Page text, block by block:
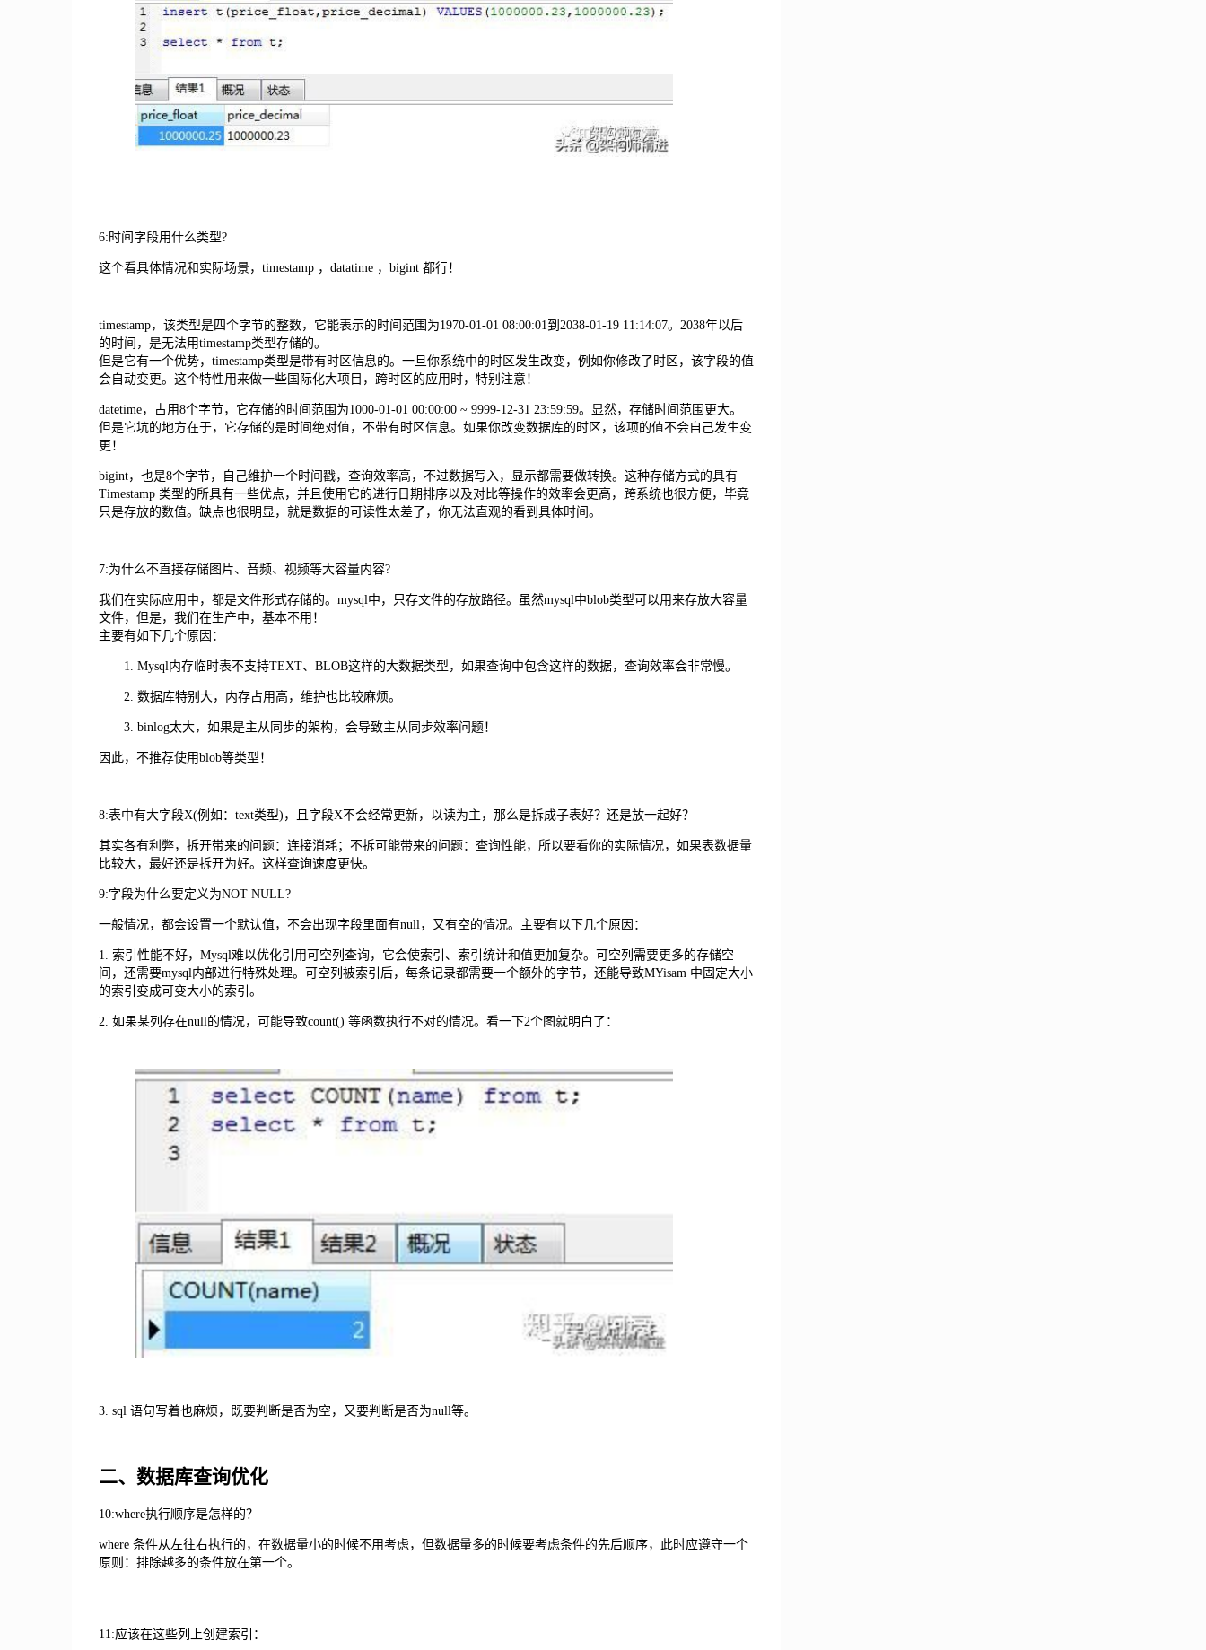
6:时间字段用什么类型?
这个看具体情况和实际场景，timestamp ，datatime ，bigint 都行！
timestamp，该类型是四个字节的整数，它能表示的时间范围为1970-01-01 08:00:01到2038-01-19 11:14:07。2038年以后
的时间，是无法用timestamp类型存储的。
但是它有一个优势，timestamp类型是带有时区信息的。一旦你系统中的时区发生改变，例如你修改了时区，该字段的值
会自动变更。这个特性用来做一些国际化大项目，跨时区的应用时，特别注意！
datetime，占用8个字节，它存储的时间范围为1000-01-01 00:00:00 ~ 9999-12-31 23:59:59。显然，存储时间范围更大。
但是它坑的地方在于，它存储的是时间绝对值，不带有时区信息。如果你改变数据库的时区，该项的值不会自己发生变
更！
bigint，也是8个字节，自己维护一个时间戳，查询效率高，不过数据写入，显示都需要做转换。这种存储方式的具有
Timestamp 类型的所具有一些优点，并且使用它的进行日期排序以及对比等操作的效率会更高，跨系统也很方便，毕竟
只是存放的数值。缺点也很明显，就是数据的可读性太差了，你无法直观的看到具体时间。
7:为什么不直接存储图片、音频、视频等大容量内容?
我们在实际应用中，都是文件形式存储的。mysql中，只存文件的存放路径。虽然mysql中blob类型可以用来存放大容量
文件，但是，我们在生产中，基本不用！
主要有如下几个原因：
1. Mysql内存临时表不支持TEXT、BLOB这样的大数据类型，如果查询中包含这样的数据，查询效率会非常慢。
2. 数据库特别大，内存占用高，维护也比较麻烦。
3. binlog太大，如果是主从同步的架构，会导致主从同步效率问题！
因此，不推荐使用blob等类型！
8:表中有大字段X(例如：text类型)，且字段X不会经常更新，以读为主，那么是拆成子表好？还是放一起好？
其实各有利弊，拆开带来的问题：连接消耗；不拆可能带来的问题：查询性能，所以要看你的实际情况，如果表数据量
比较大，最好还是拆开为好。这样查询速度更快。
9:字段为什么要定义为NOT NULL?
一般情况，都会设置一个默认值，不会出现字段里面有null，又有空的情况。主要有以下几个原因：
1. 索引性能不好，Mysql难以优化引用可空列查询，它会使索引、索引统计和值更加复杂。可空列需要更多的存储空
间，还需要mysql内部进行特殊处理。可空列被索引后，每条记录都需要一个额外的字节，还能导致MYisam 中固定大小
的索引变成可变大小的索引。
2. 如果某列存在null的情况，可能导致count() 等函数执行不对的情况。看一下2个图就明白了：
3. sql 语句写着也麻烦，既要判断是否为空，又要判断是否为null等。
二、数据库查询优化
10:where执行顺序是怎样的？
where 条件从左往右执行的，在数据量小的时候不用考虑，但数据量多的时候要考虑条件的先后顺序，此时应遵守一个
原则：排除越多的条件放在第一个。
11:应该在这些列上创建索引：